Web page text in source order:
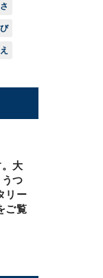
大
つ
リー
ご覧